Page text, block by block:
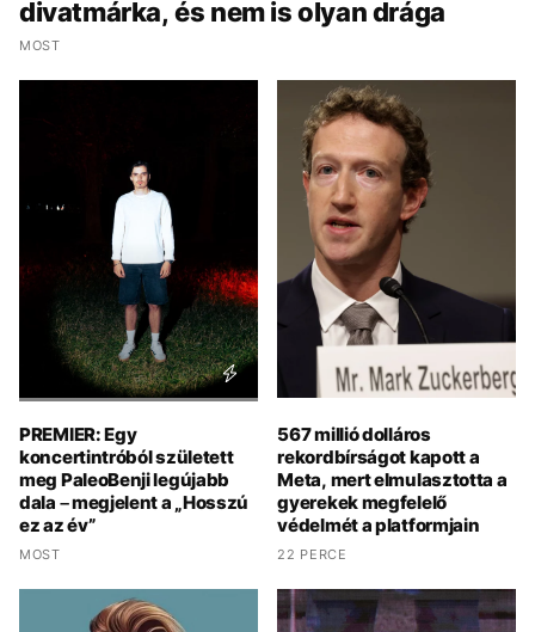
divatmárka, és nem is olyan drága
MOST
PREMIER: Egy
koncertintróból született
meg PaleoBenji legújabb
dala – megjelent a „Hosszú
ez az év”
MOST
567 millió dolláros
rekordbírságot kapott a
Meta, mert elmulasztotta a
gyerekek megfelelő
védelmét a platformjain
22 PERCE